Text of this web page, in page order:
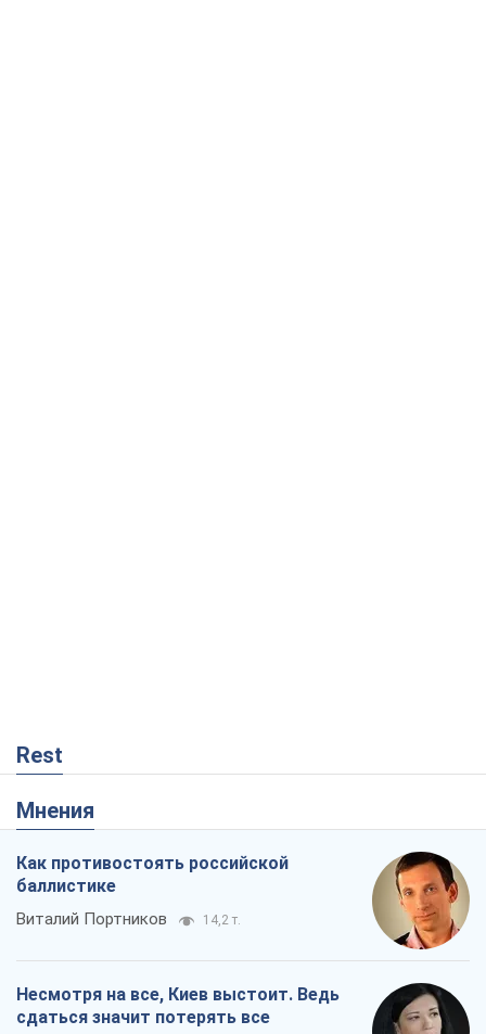
Rest
Мнения
Как противостоять российской
баллистике
Виталий Портников 14,2 т.
Несмотря на все, Киев выстоит. Ведь
сдаться значит потерять все